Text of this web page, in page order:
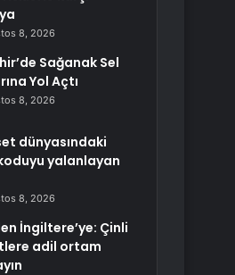
8, 2026
Sağanak Sel
Yol Açtı
8, 2026
dünyasındaki
yalanlayan
8, 2026
İngiltere’ye: Çinli
adil ortam